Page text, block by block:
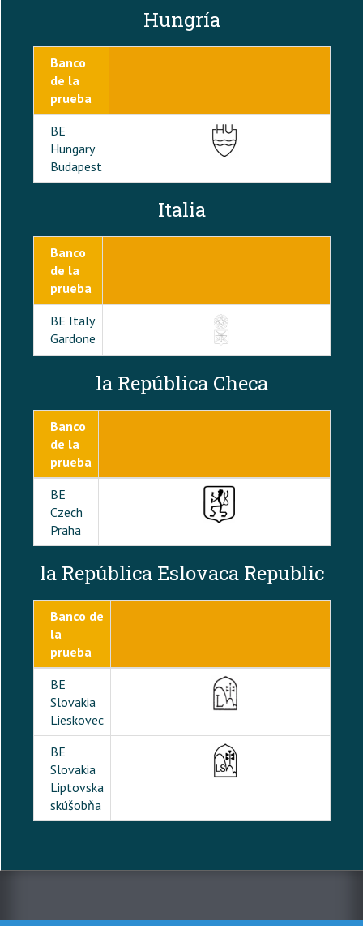
Hungría
Banco
de la
prueba
BE
Hungary
Budapest
Italia
Banco
de la
prueba
BE Italy
Gardone
la República Checa
Banco
de la
prueba
BE
Czech
Praha
la República Eslovaca Republic
Banco de
la
prueba
BE
Slovakia
Lieskovec
BE
Slovakia
Liptovska
skúšobňa